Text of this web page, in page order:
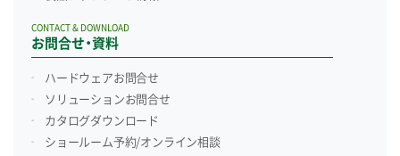
お問合せ・資料
CONTACT & DOWNLOAD
ハードウェアお問合せ
ソリューションお問合せ
カタログダウンロード
ショールーム予約/オンライン相談